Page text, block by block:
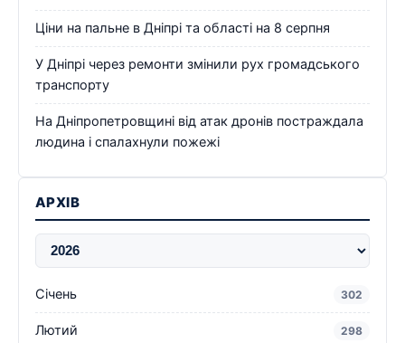
Ціни на пальне в Дніпрі та області на 8 серпня
У Дніпрі через ремонти змінили рух громадського
транспорту
На Дніпропетровщині від атак дронів постраждала
людина і спалахнули пожежі
АРХІВ
Січень 302
Лютий 298